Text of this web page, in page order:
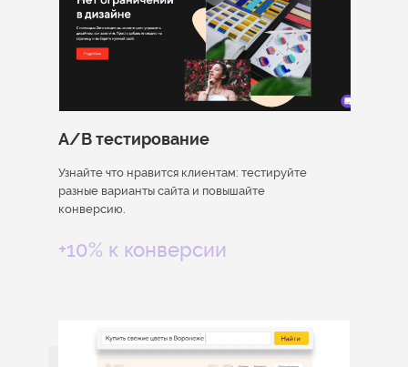
A/B тестирование
Узнайте что нравится клиентам: тестируйте
разные варианты сайта и повышайте
конверсию.
+10% к конверсии